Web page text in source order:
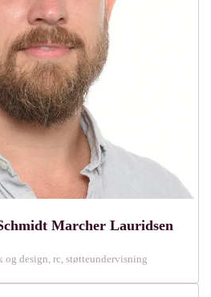
Marcher Lauridsen
design, rc, støtteundervisning